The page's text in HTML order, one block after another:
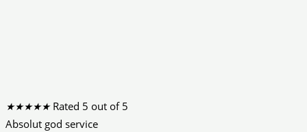
★★★★★ Rated 5 out of 5
Absolut god service